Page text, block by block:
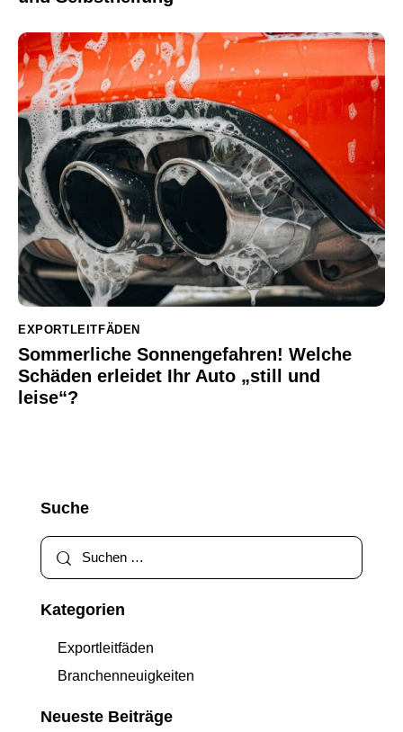
EXPORTLEITFÄDEN
Sommerliche Sonnengefahren! Welche
Schäden erleidet Ihr Auto „still und
leise“?
Suche
Kategorien
Exportleitfäden
Branchenneuigkeiten
Neueste Beiträge